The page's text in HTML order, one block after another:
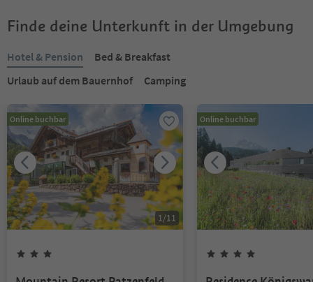
Finde deine Unterkunft in der Umgebung
Hotel & Pension
Bed & Breakfast
Urlaub auf dem Bauernhof
Camping
Online buchbar
1/11
Online buchbar